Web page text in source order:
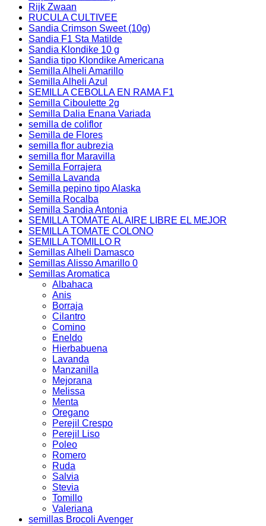
Rijk Zwaan
RUCULA CULTIVEE
Sandia Crimson Sweet (10g)
Sandia F1 Sta Matilde
Sandia Klondike 10 g
Sandia tipo Klondike Americana
Semilla Alheli Amarillo
Semilla Alheli Azul
SEMILLA CEBOLLA EN RAMA F1
Semilla Ciboulette 2g
Semilla Dalia Enana Variada
semilla de coliflor
Semilla de Flores
semilla flor aubrezia
semilla flor Maravilla
Semilla Forrajera
Semilla Lavanda
Semilla pepino tipo Alaska
Semilla Rocalba
Semilla Sandia Antonia
SEMILLA TOMATE AL AIRE LIBRE EL MEJOR
SEMILLA TOMATE COLONO
SEMILLA TOMILLO R
Semillas Alheli Damasco
Semillas Alisso Amarillo 0
Semillas Aromatica
Albahaca
Anis
Borraja
Cilantro
Comino
Eneldo
Hierbabuena
Lavanda
Manzanilla
Mejorana
Melissa
Menta
Oregano
Perejil Crespo
Perejil Liso
Poleo
Romero
Ruda
Salvia
Stevia
Tomillo
Valeriana
semillas Brocoli Avenger